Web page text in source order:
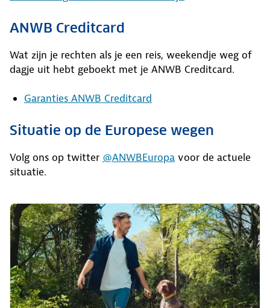
ANWB Creditcard
Wat zijn je rechten als je een reis, weekendje weg of
dagje uit hebt geboekt met je ANWB Creditcard.
Garanties ANWB Creditcard
Situatie op de Europese wegen
Volg ons op twitter @ANWBEuropa voor de actuele
situatie.